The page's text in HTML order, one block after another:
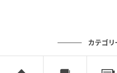
私は、とある行動に出ること
※この漫画は実話を元に編集
カテゴリ